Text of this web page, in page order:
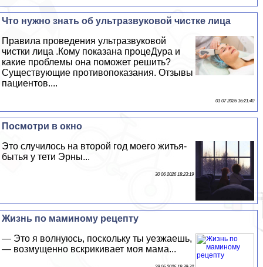
Что нужно знать об ультразвуковой чистке лица
Правила проведения ультразвуковой
чистки лица .Кому показана процеДypa и
какие проблемы она поможет решить?
Существующие противопоказания. Отзывы
пациентов....
01 07 2026 16:21:40
Посмотри в окно
Это случилось на второй год моего житья-
бытья у тети Эрны...
30 06 2026 18:23:19
Жизнь по маминому рецепту
— Это я волнуюсь, поскольку ты уезжаешь,
— возмущенно вскрикивает моя мама...